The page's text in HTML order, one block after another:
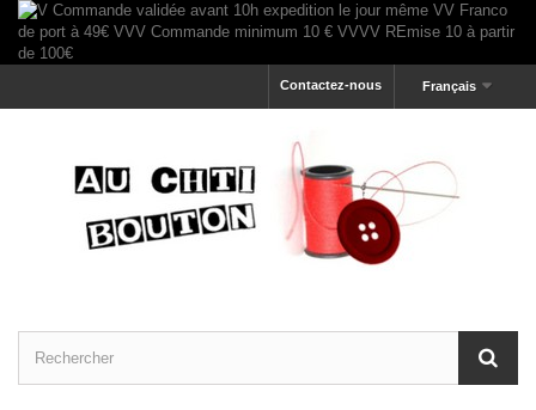
Français
Contactez-nous